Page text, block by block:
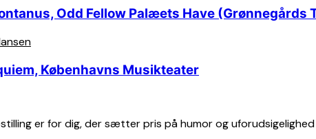
Odd Fellow Palæets Have (Grønnegårds
Københavns Musikteater
er for dig, der sætter pris på humor og